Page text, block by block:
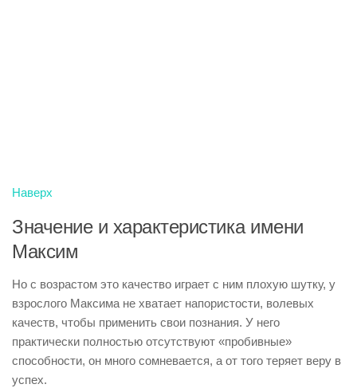
Наверх
Значение и характеристика имени
Максим
Но с возрастом это качество играет с ним плохую шутку, у
взрослого Максима не хватает напористости, волевых
качеств, чтобы применить свои познания. У него
практически полностью отсутствуют «пробивные»
способности, он много сомневается, а от того теряет веру в
успех.